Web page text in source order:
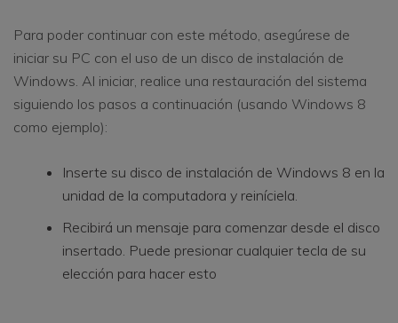
Para poder continuar con este método, asegúrese de
iniciar su PC con el uso de un disco de instalación de
Windows. Al iniciar, realice una restauración del sistema
siguiendo los pasos a continuación (usando Windows 8
como ejemplo):
Inserte su disco de instalación de Windows 8 en la
unidad de la computadora y reiníciela.
Recibirá un mensaje para comenzar desde el disco
insertado. Puede presionar cualquier tecla de su
elección para hacer esto